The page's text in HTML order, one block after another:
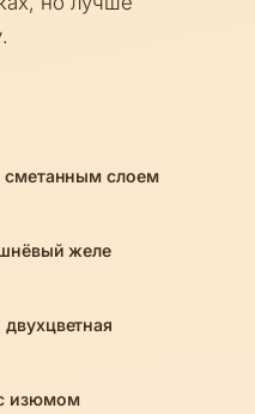
сметанным слоем
желе
изюмом